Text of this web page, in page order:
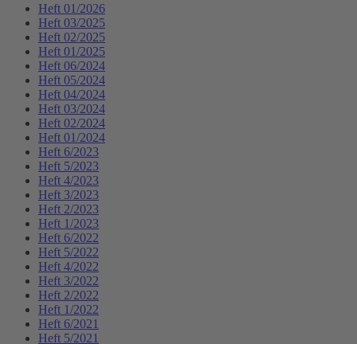
Heft 01/2026
Heft 03/2025
Heft 02/2025
Heft 01/2025
Heft 06/2024
Heft 05/2024
Heft 04/2024
Heft 03/2024
Heft 02/2024
Heft 01/2024
Heft 6/2023
Heft 5/2023
Heft 4/2023
Heft 3/2023
Heft 2/2023
Heft 1/2023
Heft 6/2022
Heft 5/2022
Heft 4/2022
Heft 3/2022
Heft 2/2022
Heft 1/2022
Heft 6/2021
Heft 5/2021